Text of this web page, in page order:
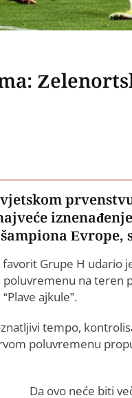
Evrope,
Grupe H udario
na teren
ajkule”.
tempo,
poluvremenu
Da ovo neće biti